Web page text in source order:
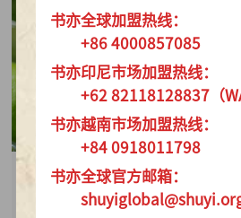
2026-07-28
书亦全球加盟热线：
+86 4000857085
书亦印尼市场加盟热线：
+62 82118128837（
书亦越南市场加盟热线：
+84 0918011798
书亦全球官方邮箱：